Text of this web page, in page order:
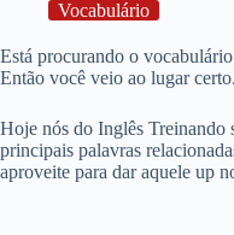
Vocabulário
Está procurando o
Então você veio ao lugar certo.
Hoje nós do Inglês Treinando
principais palavras
aproveite para dar aquele up